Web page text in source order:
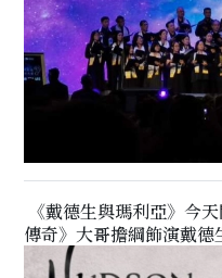
《戴德生與瑪利亞》今
傳奇》大哥擔綱飾演戴德